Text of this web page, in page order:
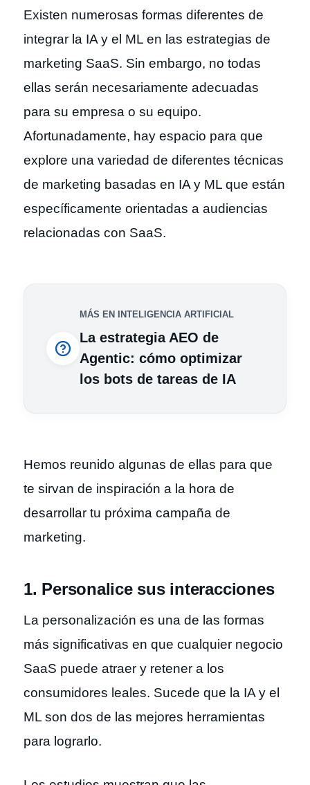
Existen numerosas formas diferentes de
integrar la IA y el ML en las estrategias de
marketing SaaS. Sin embargo, no todas
ellas serán necesariamente adecuadas
para su empresa o su equipo.
Afortunadamente, hay espacio para que
explore una variedad de diferentes técnicas
de marketing basadas en IA y ML que están
específicamente orientadas a audiencias
relacionadas con SaaS.
MÁS EN INTELIGENCIA ARTIFICIAL
La estrategia AEO de
Agentic: cómo optimizar
los bots de tareas de IA
Hemos reunido algunas de ellas para que
te sirvan de inspiración a la hora de
desarrollar tu próxima campaña de
marketing.
1. Personalice sus interacciones
La personalización es una de las formas
más significativas en que cualquier negocio
SaaS puede atraer y retener a los
consumidores leales. Sucede que la IA y el
ML son dos de las mejores herramientas
para lograrlo.